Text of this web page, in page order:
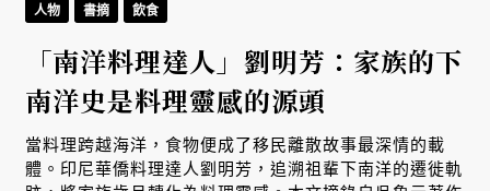
人物 書摘 飲食
「南洋料理達人」劉明芳：家族的下
南洋史是料理靈感的源頭
當料理跨越海洋，食物便成了移民離散故事最深情的載
體。印尼華僑料理達人劉明芳，追溯祖輩下南洋的遷徙軌